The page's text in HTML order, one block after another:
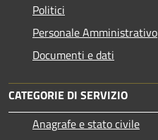
Politici
Personale Amministrativo
Documenti e dati
CATEGORIE DI SERVIZIO
Anagrafe e stato civile